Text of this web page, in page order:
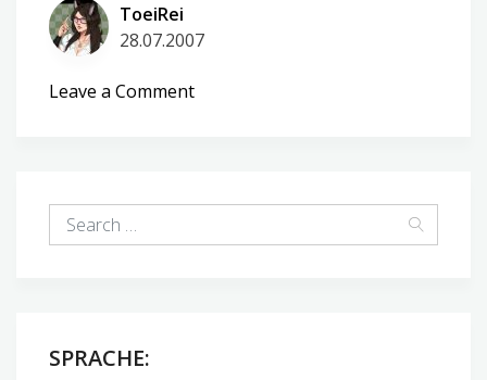
ToeiRei
28.07.2007
Leave a Commenton
SPRACHE: